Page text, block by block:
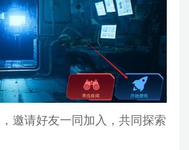
邀请好友一同加入，共同探索